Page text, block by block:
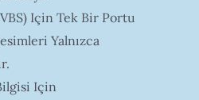
Için Tek Bir Portu
Yalnızca
Için